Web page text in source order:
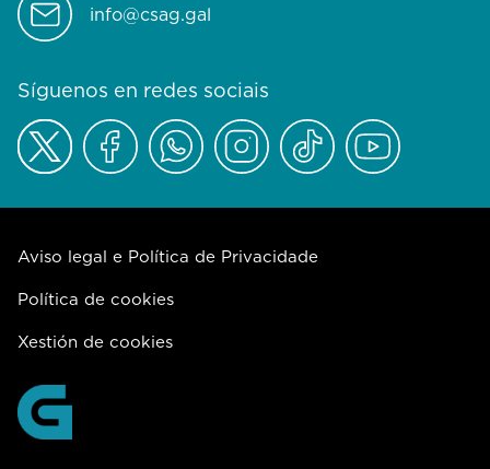
info@csag.gal
Síguenos en redes sociais
Aviso legal e Política de Privacidade
Política de cookies
Xestión de cookies